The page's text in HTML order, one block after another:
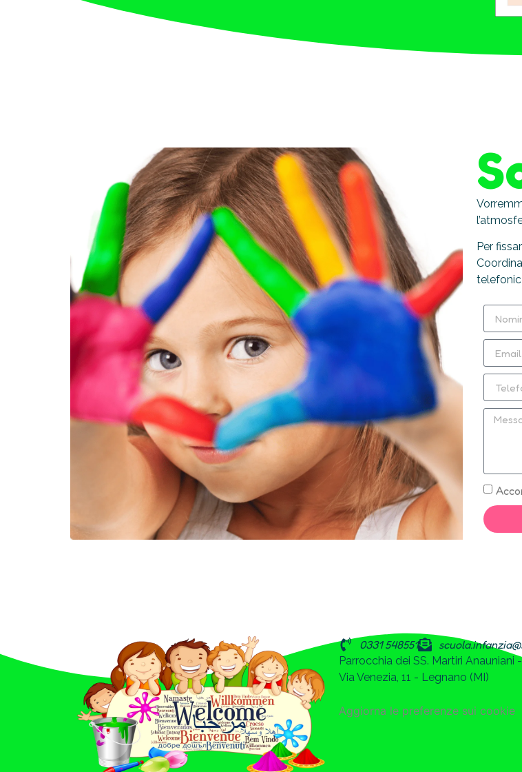
Per
0331 548551
Parrocchia dei SS. Martiri
Via Venezia, 11 - Legnano (MI)
Aggiorna le preferenze sui cookie